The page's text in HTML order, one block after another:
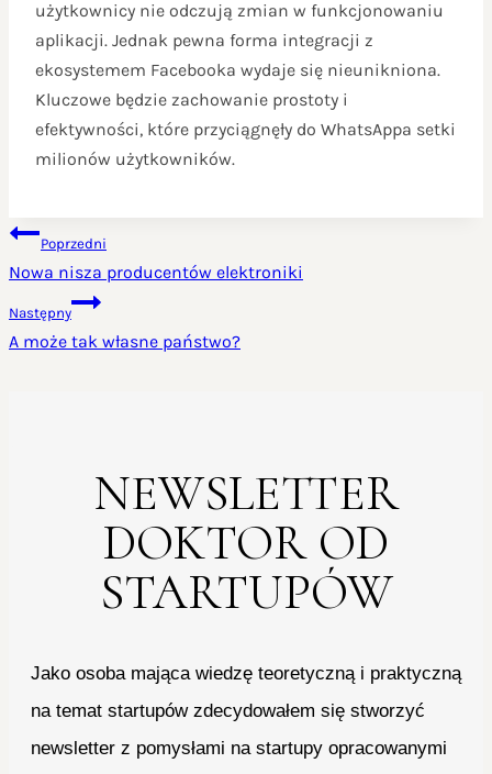
użytkownicy nie odczują zmian w funkcjonowaniu
aplikacji. Jednak pewna forma integracji z
ekosystemem Facebooka wydaje się nieunikniona.
Kluczowe będzie zachowanie prostoty i
efektywności, które przyciągnęły do WhatsAppa setki
milionów użytkowników.
NAWIGACJA
WPISU
Poprzedni
Nowa nisza producentów elektroniki
Następny
A może tak własne państwo?
NEWSLETTER
DOKTOR OD
STARTUPÓW
Jako osoba mająca wiedzę teoretyczną i praktyczną
na temat startupów zdecydowałem się stworzyć
newsletter z pomysłami na startupy opracowanymi